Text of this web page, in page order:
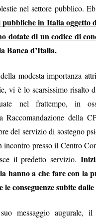
nel settore pubblico.
in Italia oggetto
dotate di un codice di
Banca d’Italia.
modesta importanza
vi è lo scarsissimo risalto
nel frattempo, in
Raccomandazione della
del servizio di sostegno
presso il Centro
il predetto servizio.
hanno a che fare con la
le conseguenze subite
messaggio augurale, il